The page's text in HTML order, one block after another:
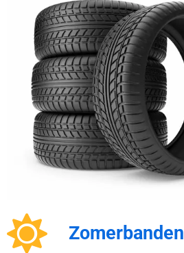
Zomerbanden